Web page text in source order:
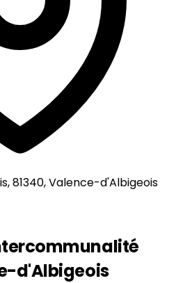
81340, Valence-d'Albigeois
d'Albigeois